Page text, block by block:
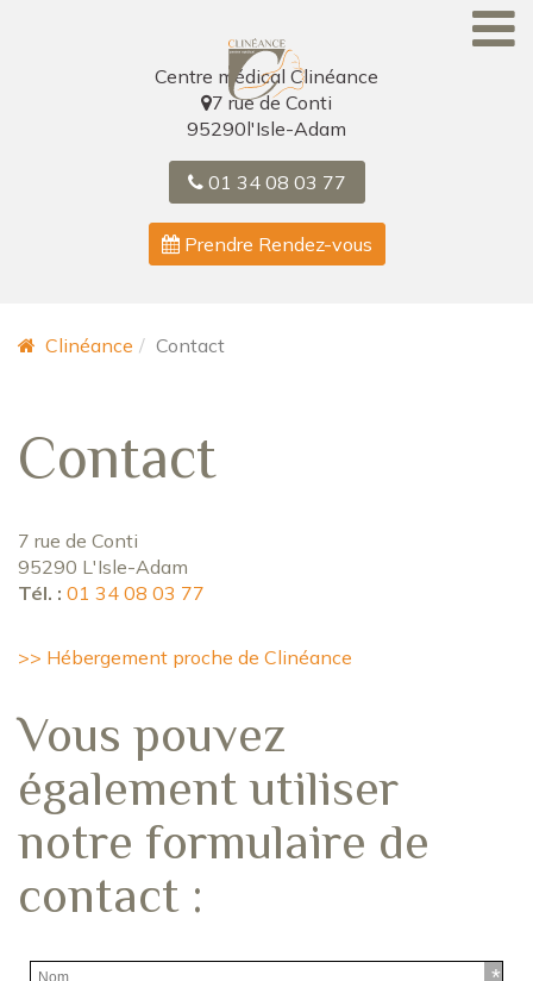
Centre médical Clinéance
7 rue de Conti
95290l'Isle-Adam
01 34 08 03 77
Prendre Rendez-vous
Clinéance Contact
Contact
7 rue de Conti
95290 L'Isle-Adam
Tél. : 01 34 08 03 77
>> Hébergement proche de Clinéance
Vous pouvez
également utiliser
notre formulaire de
contact :